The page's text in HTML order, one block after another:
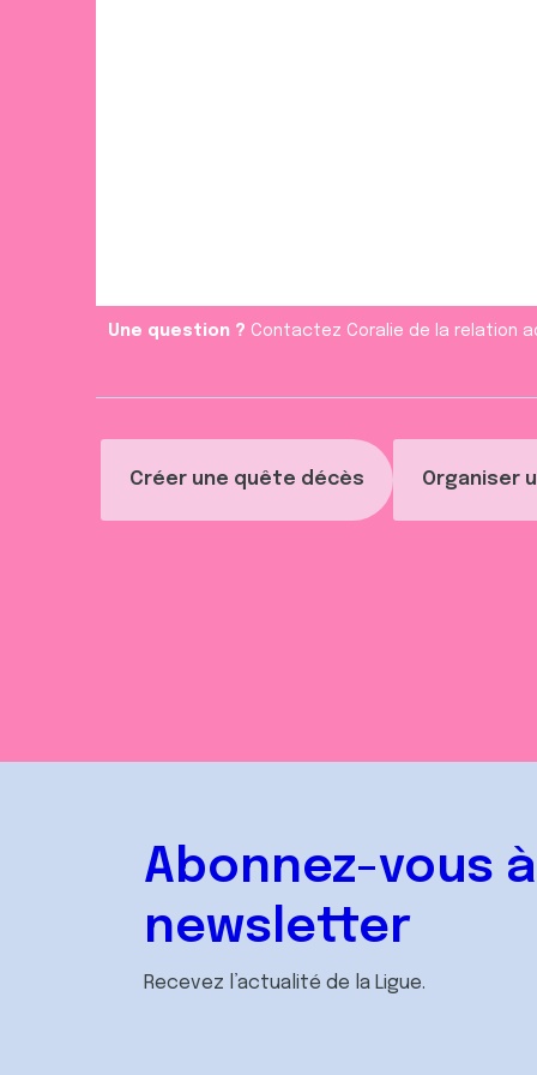
Créer une quête décès Organiser
Une question ? Contactez Coralie de la relation
Abonnez-vous
newsletter
Recevez l’actualité de la Ligue.